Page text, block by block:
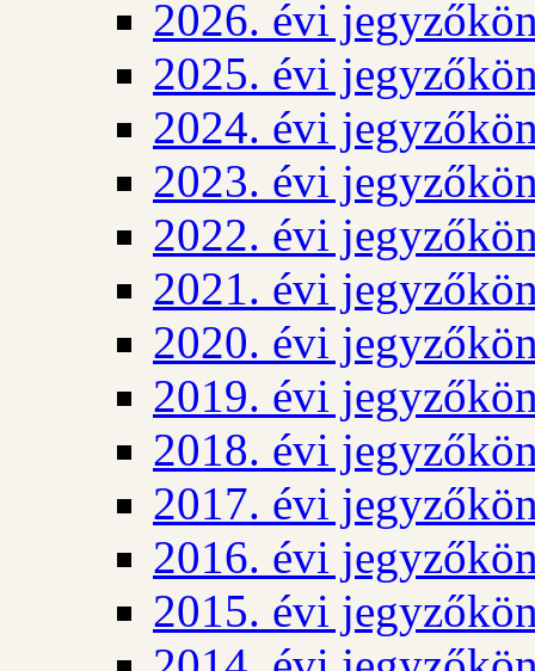
2026. évi
2025. évi
2024. évi
2023. évi
2022. évi
2021. évi
2020. évi
2019. évi
2018. évi
2017. évi
2016. évi
2015. évi